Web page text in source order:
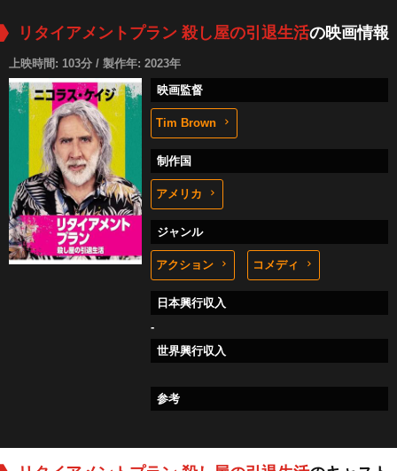
リタイアメントプラン 殺し屋の引退生活の映画情報
上映時間: 103分 / 製作年: 2023年
映画監督
Tim Brown
制作国
アメリカ
ジャンル
アクション コメディ
日本興行収入
-
世界興行収入
参考